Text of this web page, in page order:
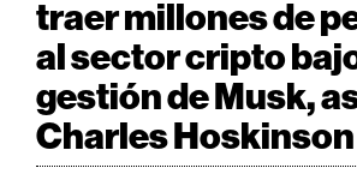
i
p
o
M
traer millones de
al sector cripto
gestión de Musk,
Charles Hoskinson